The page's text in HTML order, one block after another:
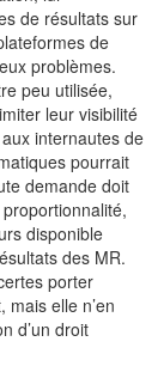
de résultats sur
de
problèmes.
peu utilisée,
leur visibilité
internautes de
pourrait
demande doit
disponible
des MR.
porter
mais elle n’en
d’un droit